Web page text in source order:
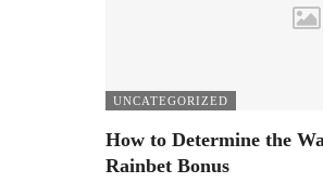
UNCATEGORIZED
How to Determine the
Rainbet Bonus